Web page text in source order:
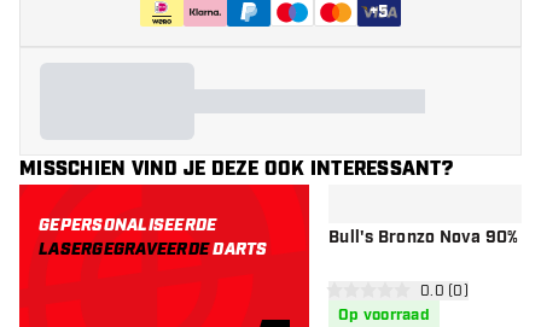
+5
MISSCHIEN VIND JE DEZE OOK INTERESSANT?
GEPERSONALISEERDE
LASERGEGRAVEERDEDARTS
Bull's Bronzo Nova 90% -
open reviews
0 score sterren0.0 (0)
Op voorraad